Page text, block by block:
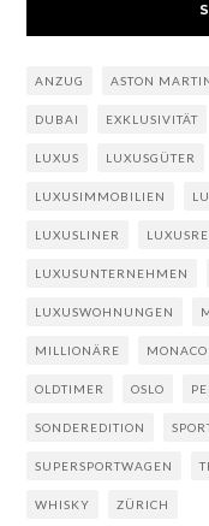
ANZUG ASTON
DUBAI EXKLUSIVITÄT
LUXUS LUXUSGÜTER
LUXUSIMMOBILIEN
LUXUSLINER
LUXUSUNTERNEHMEN
LUXUSWOHNUNGEN
MILLIONÄRE MONACO
OLDTIMER OSLO
SONDEREDITION
SUPERSPORTWAGEN
WHISKY ZÜRICH